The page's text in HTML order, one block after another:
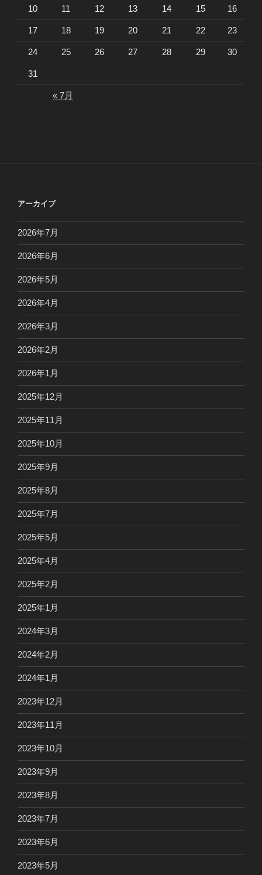
10 11 12 13 14 15 16
17 18 19 20 21 22 23
24 25 26 27 28 29 30
31
« 7月
アーカイブ
2026年7月
2026年6月
2026年5月
2026年4月
2026年3月
2026年2月
2026年1月
2025年12月
2025年11月
2025年10月
2025年9月
2025年8月
2025年7月
2025年5月
2025年4月
2025年2月
2025年1月
2024年3月
2024年2月
2024年1月
2023年12月
2023年11月
2023年10月
2023年9月
2023年8月
2023年7月
2023年6月
2023年5月